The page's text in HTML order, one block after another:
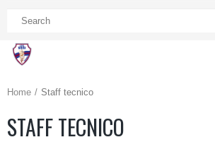
Home Staff tecnico
STAFF TECNICO